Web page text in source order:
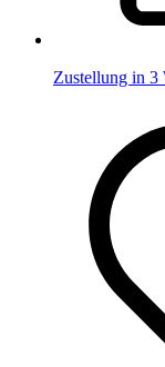
Zustellung in 3